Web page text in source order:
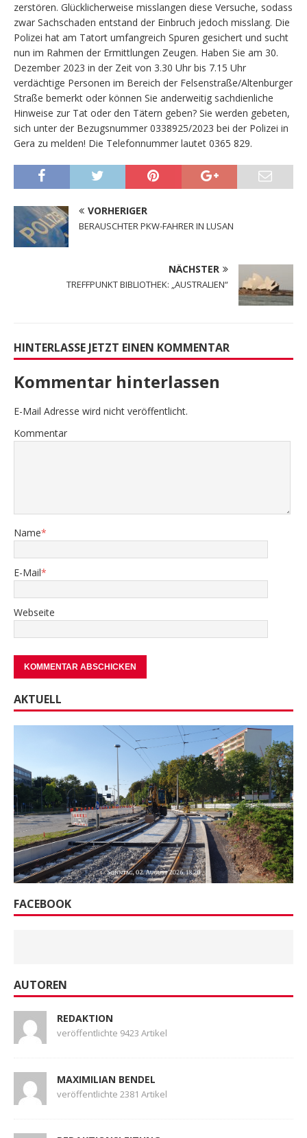
zerstören. Glücklicherweise misslangen diese Versuche, sodass
zwar Sachschaden entstand der Einbruch jedoch misslang. Die
Polizei hat am Tatort umfangreich Spuren gesichert und sucht
nun im Rahmen der Ermittlungen Zeugen. Haben Sie am 30.
Dezember 2023 in der Zeit von 3.30 Uhr bis 7.15 Uhr
verdächtige Personen im Bereich der Felsenstraße/Altenburger
Straße bemerkt oder können Sie anderweitig sachdienliche
Hinweise zur Tat oder den Tätern geben? Sie werden gebeten,
sich unter der Bezugsnummer 0338925/2023 bei der Polizei in
Gera zu melden! Die Telefonnummer lautet 0365 829.
VORHERIGER
BERAUSCHTER PKW-FAHRER IN LUSAN
NÄCHSTER
TREFFPUNKT BIBLIOTHEK: „AUSTRALIEN“
HINTERLASSE JETZT EINEN KOMMENTAR
Kommentar hinterlassen
E-Mail Adresse wird nicht veröffentlicht.
Kommentar
Name*
E-Mail*
Webseite
AKTUELL
FACEBOOK
AUTOREN
REDAKTION
veröffentlichte 9423 Artikel
MAXIMILIAN BENDEL
veröffentlichte 2381 Artikel